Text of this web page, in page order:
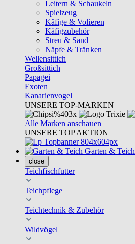
Leitern & Schaukeln
Spielzeug
Käfige & Volieren
Käfigzubehör
Streu & Sand
Näpfe & Tränken
Wellensittich
Großsittich
Papagei
Exoten
Kanarienvogel
UNSERE TOP-MARKEN
Alle Marken anschauen
UNSERE TOP AKTION
Garten & Teich
close
Teichfischfutter
Teichpflege
Teichtechnik & Zubehör
Wildvögel